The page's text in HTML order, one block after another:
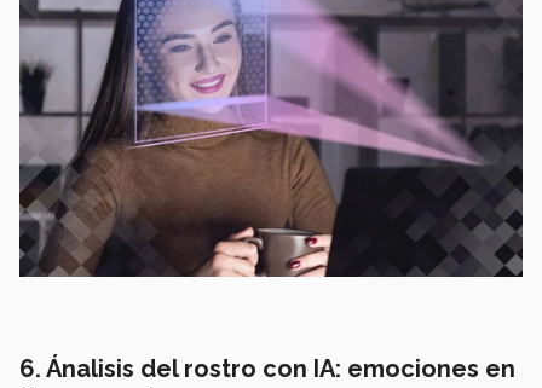
6. Ánalisis del rostro con IA: emociones en